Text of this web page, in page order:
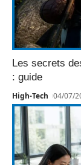
Les secrets
: guide
High-Tech 04/07/